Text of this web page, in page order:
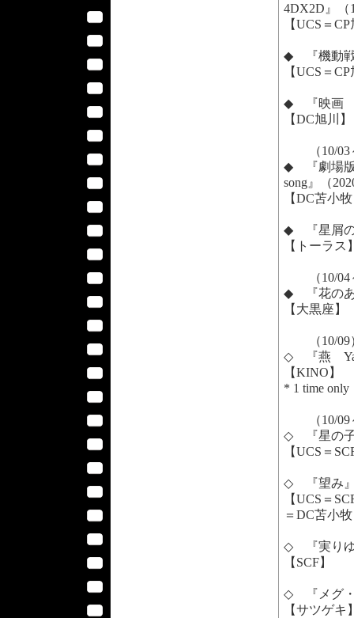
4DX2D』（
【UCS＝
◆ 『機動戦
【UCS＝
◆ 『映画
【DC旭川】
（10/03
◆ 『劇場版
song』（
【DC苫小
◆ 『星屑の
【トーラス
（10/04
◆ 『花のあ
【大黒座】
（10/09
◇ 『燕
【KINO】
* 1 time only
（10/09
◇ 『星の
【UCS＝
◇ 『望み
【UCS＝
＝DC苫小
◇ 『実り
【SCF】
◇ 『メグ
【サツゲキ